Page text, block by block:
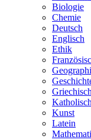
Biologie
Chemie
Deutsch
Englisch
Ethik
Griechisch
Kunst
Latein